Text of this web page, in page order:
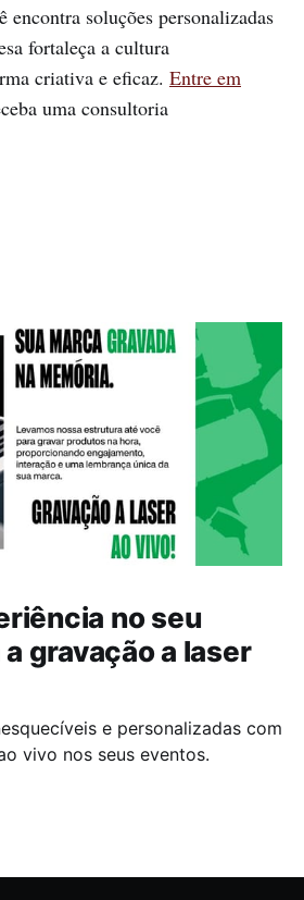
soluções personalizadas
fortaleça a cultura
criativa e eficaz. Entre em
uma consultoria
no seu
gravação a laser
e personalizadas com
vivo nos seus eventos.